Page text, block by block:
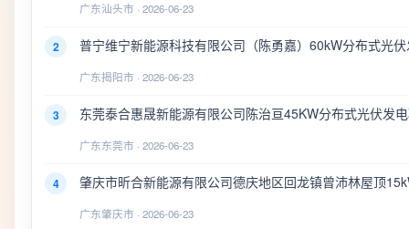
广东汕头市 · 2026-06-23
2 普宁维宁新能源科技有限公司（陈勇嘉）60kW分布式光
广东揭阳市 · 2026-06-23
3 东莞泰合惠晟新能源有限公司陈治亘45KW分布式光伏发
广东东莞市 · 2026-06-23
4 肇庆市昕合新能源有限公司德庆地区回龙镇曾沛林屋顶
广东肇庆市 · 2026-06-23